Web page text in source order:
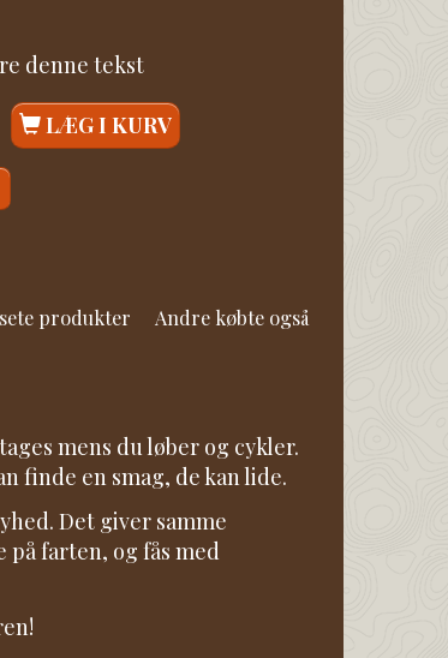
denne tekst
LÆG I KURV
produkter Andre købte også
mens du løber og cykler.
finde en smag, de kan lide.
Det giver samme
farten, og fås med